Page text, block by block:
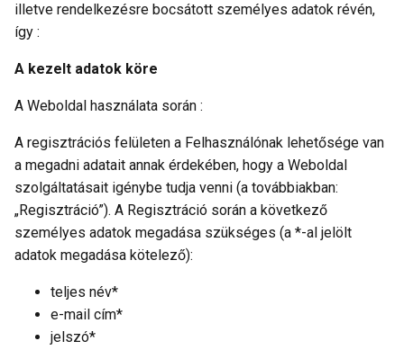
illetve rendelkezésre bocsátott személyes adatok révén,
így :
A kezelt adatok köre
A Weboldal használata során :
A regisztrációs felületen a Felhasználónak lehetősége van
a megadni adatait annak érdekében, hogy a Weboldal
szolgáltatásait igénybe tudja venni (a továbbiakban:
„Regisztráció”). A Regisztráció során a következő
személyes adatok megadása szükséges (a *-al jelölt
adatok megadása kötelező):
teljes név*
e-mail cím*
jelszó*